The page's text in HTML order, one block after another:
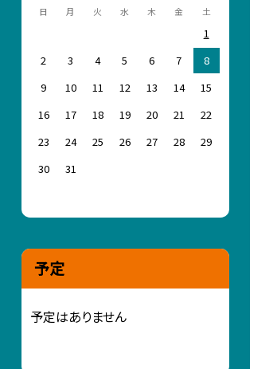
日 月 火 水 木 金 土
1
2
3 4 5 6 7
8
9
10 11 12 13 14
15
16
17 18 19 20 21
22
23
24 25 26 27 28
29
30
31
予定
予定はありません